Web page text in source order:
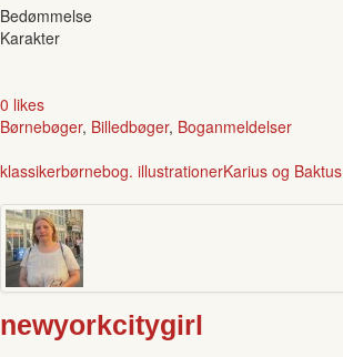
Bedømmelse
Karakter
0 likes
Børnebøger, Billedbøger, Boganmeldelser
klassikerbørnebog. illustrationerKarius og Baktus
newyorkcitygirl